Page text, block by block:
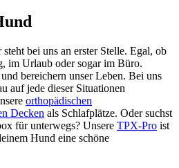
bei uns an erster Stelle. Egal, ob
im Urlaub oder sogar im Büro.
bereichern unser Leben. Bei uns
auf jede dieser Situationen
orthopädischen
Decken als Schlafplätze. Oder suchst
für unterwegs? Unsere TPX-Pro ist
Hund eine schöne